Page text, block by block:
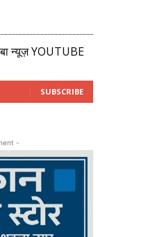
न्यूज़ YOUTUBE
SUBSCRIBE
-